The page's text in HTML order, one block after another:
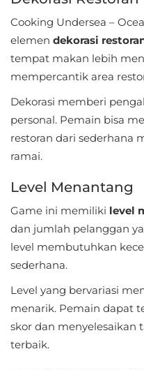
Audio
News
Parenting
Personalisasi
Personalization
Photography
Productivity
Shopping
Social
Sport
Cooking Undersea –
elemen dekorasi
tempat makan lebih
mempercantik area
Dekorasi memberi
personal. Pemain bisa
restoran dari sederhana
ramai.
Level Menantang
Game ini memiliki level
dan jumlah pelanggan
level membutuhkan
sederhana.
Level yang bervariasi
menarik. Pemain dapat
skor dan menyelesaikan
terbaik.